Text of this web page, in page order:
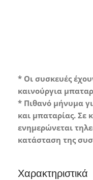
* Οι συσκευές
καινούργια
* Πιθανό μήνυμα
και μπαταρίας. Σε
ενημερώνεται
κατάσταση της
Χαρακτηριστικά